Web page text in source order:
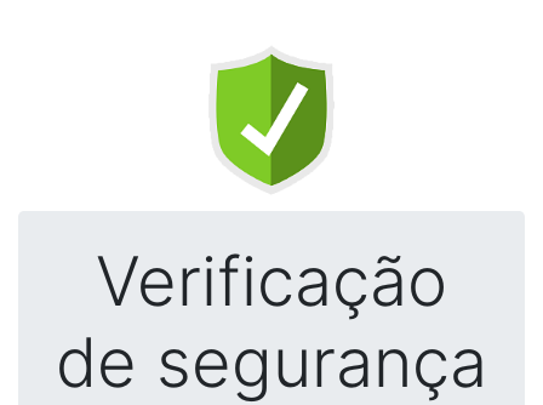
Verificação
de segurança